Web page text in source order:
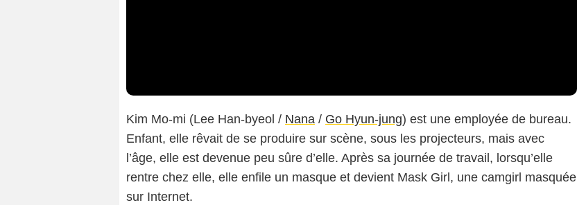
Kim Mo-mi (Lee Han-byeol / Nana / Go Hyun-jung) est une employée de bureau.
Enfant, elle rêvait de se produire sur scène, sous les projecteurs, mais avec
l’âge, elle est devenue peu sûre d’elle. Après sa journée de travail, lorsqu’elle
rentre chez elle, elle enfile un masque et devient Mask Girl, une camgirl masquée
sur Internet.